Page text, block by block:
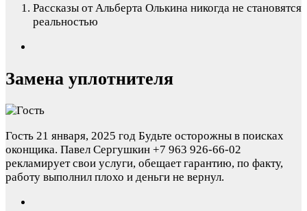
Рассказы от Альберта Олькина никогда не становятся
реальностью
Замена уплотнителя
Гость 21 января, 2025 год Будьте осторожны в поисках
оконщика. Павел Сергушкин +7 963 926-66-02
рекламирует свои услуги, обещает гарантию, по факту,
работу выполнил плохо и деньги не вернул.